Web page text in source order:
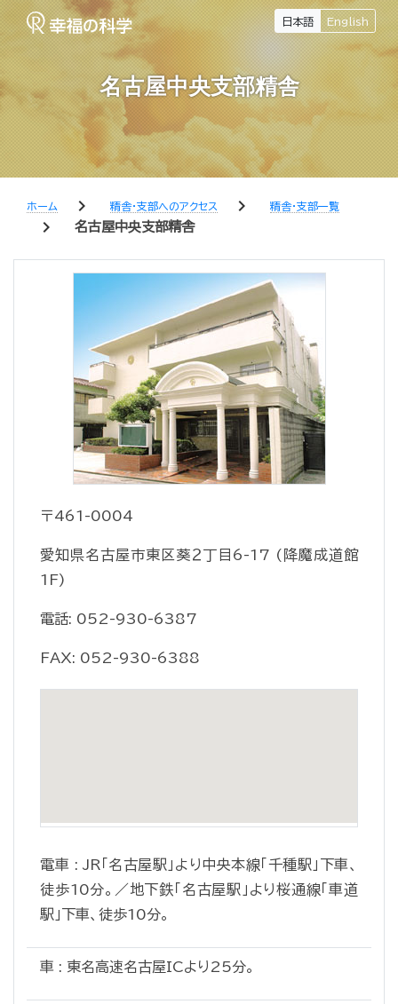
日本語 English
名古屋中央支部精舎
ホーム chevron_right 精舎・支部へのアクセス chevron_right 精舎・支部一覧
chevron_right 名古屋中央支部精舎
〒461-0004
愛知県名古屋市東区葵２丁目6-17 (降魔成道館
1F)
電話: 052-930-6387
FAX: 052-930-6388
電車 : JR「名古屋駅」より中央本線「千種駅」下車、
徒歩10分。／地下鉄「名古屋駅」より桜通線「車道
駅」下車、徒歩10分。
車 : 東名高速名古屋ICより25分。